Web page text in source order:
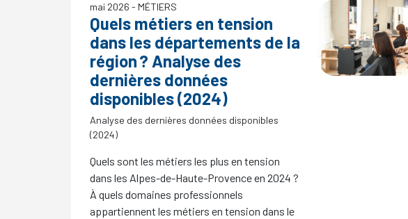
mai 2026 - MÉTIERS
Quels métiers en tension
dans les départements de la
région? Analyse des
dernières données
disponibles (2024)
Analyse des dernières données disponibles
(2024)
Quels sont les métiers les plus en tension
dans les Alpes-de-Haute-Provence en 2024 ?
À quels domaines professionnels
appartiennent les métiers en tension dans le